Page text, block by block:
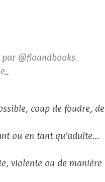
@floandbooks
coup de foudre, de
ou en tant qu’adulte…
violente ou de manière